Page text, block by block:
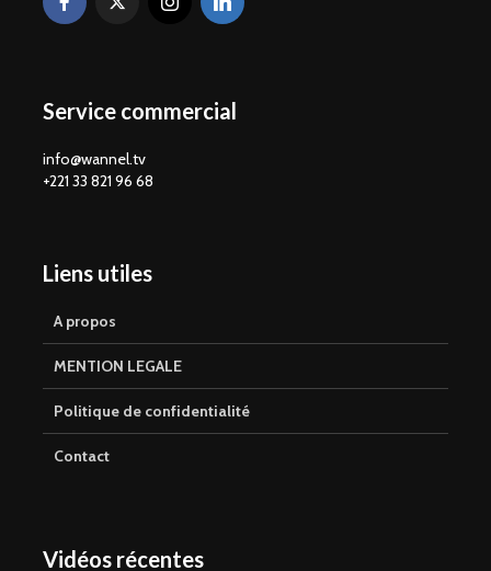
Service commercial
info@wannel.tv
+221 33 821 96 68
Liens utiles
A propos
MENTION LEGALE
Politique de confidentialité
Contact
Vidéos récentes